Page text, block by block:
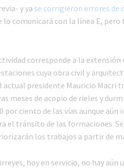
y ya se corrigieron errores de
lo comunicará con la línea E,
corresponde a la
cuya obra civil y
actual presidente Mauricio Macri
meses de acopio de rieles y
ciento de las vías aunque aún
el tránsito de las formaciones.
los trabajos a partir de
hoy en servicio, no hay aún